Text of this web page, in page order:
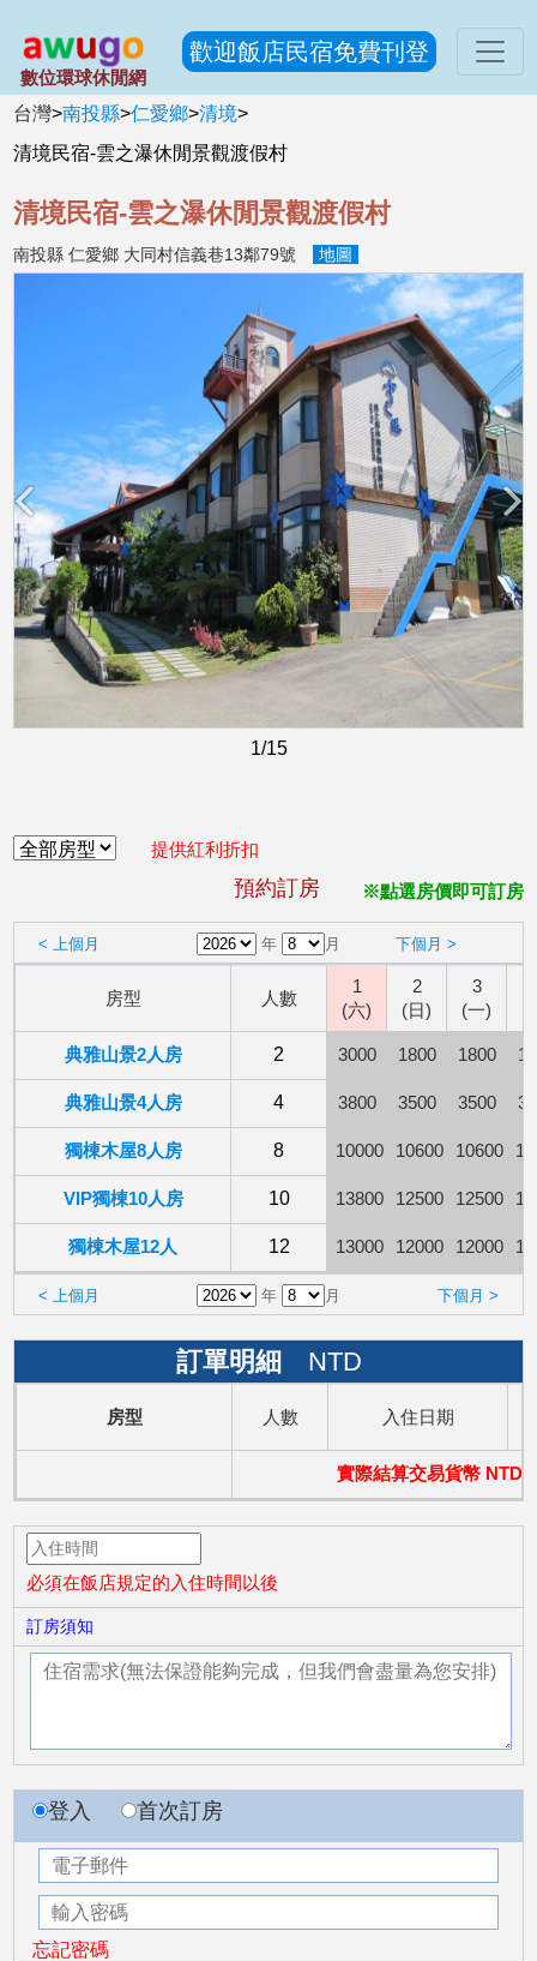
數位環球休閒網
歡迎飯店民宿免費刊登
台灣>南投縣>仁愛鄉>清境>
清境民宿-雲之瀑休閒景觀渡假村
清境民宿-雲之瀑休閒景觀渡假村
南投縣 仁愛鄉 大同村信義巷13鄰79號 地圖
1/15
提供紅利折扣
預約訂房 ※點選房價即可訂房
< 上個月 年 月 下個月 >
房型 人數
1
(六)
2
(日)
3
(一)
典雅山景2人房 2 3000 1800 1800
典雅山景4人房 4 3800 3500 3500
獨棟木屋8人房 8 10000 10600 10600
VIP獨棟10人房 10 13800 12500 12500
獨棟木屋12人 12 13000 12000 12000
< 上個月 年 月 下個月 >
訂單明細 NTD
房型 人數 入住日期
實際結算交易貨幣 NTD
必須在飯店規定的入住時間以後
訂房須知
登入 首次訂房
忘記密碼